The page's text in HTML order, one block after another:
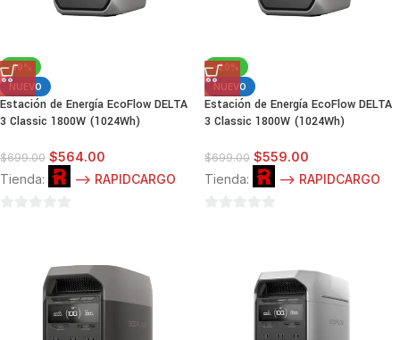
-19%
NUEVO
Estación de Energía EcoFlow DELTA
3 Classic 1800W (1024Wh)
$699.00 $564.00
Tienda:
--> RAPIDCARGO
-20%
NUEVO
Estación de Energía EcoFlow DELTA
3 Classic 1800W (1024Wh)
$699.00 $559.00
Tienda:
--> RAPIDCARGO